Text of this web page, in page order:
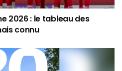
2026 : le tableau des
connu